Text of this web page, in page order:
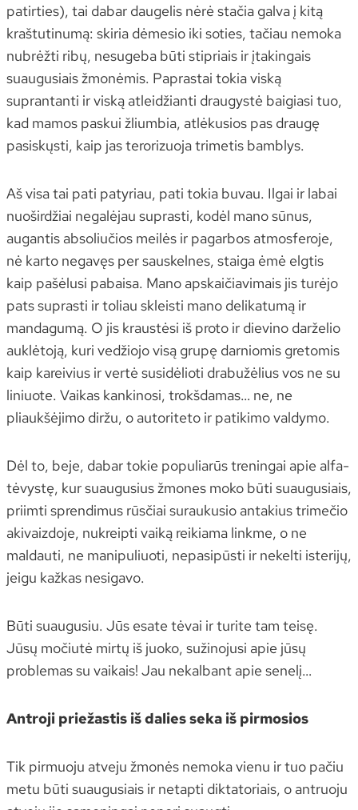
patirties), tai dabar daugelis nėrė stačia galva į kitą
kraštutinumą: skiria dėmesio iki soties, tačiau nemoka
nubrėžti ribų, nesugeba būti stipriais ir įtakingais
suaugusiais žmonėmis. Paprastai tokia viską
suprantanti ir viską atleidžianti draugystė baigiasi tuo,
kad mamos paskui žliumbia, atlėkusios pas draugę
pasiskųsti, kaip jas terorizuoja trimetis bamblys.
Aš visa tai pati patyriau, pati tokia buvau. Ilgai ir labai
nuoširdžiai negalėjau suprasti, kodėl mano sūnus,
augantis absoliučios meilės ir pagarbos atmosferoje,
nė karto negavęs per sauskelnes, staiga ėmė elgtis
kaip pašėlusi pabaisa. Mano apskaičiavimais jis turėjo
pats suprasti ir toliau skleisti mano delikatumą ir
mandagumą. O jis kraustėsi iš proto ir dievino darželio
auklėtoją, kuri vedžiojo visą grupę darniomis gretomis
kaip kareivius ir vertė susidėlioti drabužėlius vos ne su
liniuote. Vaikas kankinosi, trokšdamas… ne, ne
pliaukšėjimo diržu, o autoriteto ir patikimo valdymo.
Dėl to, beje, dabar tokie populiarūs treningai apie alfa-
tėvystę, kur suaugusius žmones moko būti suaugusiais,
priimti sprendimus rūsčiai suraukusio antakius trimečio
akivaizdoje, nukreipti vaiką reikiama linkme, o ne
maldauti, ne manipuliuoti, nepasipūsti ir nekelti isterijų,
jeigu kažkas nesigavo.
Būti suaugusiu. Jūs esate tėvai ir turite tam teisę.
Jūsų močiutė mirtų iš juoko, sužinojusi apie jūsų
problemas su vaikais! Jau nekalbant apie senelį…
Antroji priežastis iš dalies seka iš pirmosios
Tik pirmuoju atveju žmonės nemoka vienu ir tuo pačiu
metu būti suaugusiais ir netapti diktatoriais, o antruoju